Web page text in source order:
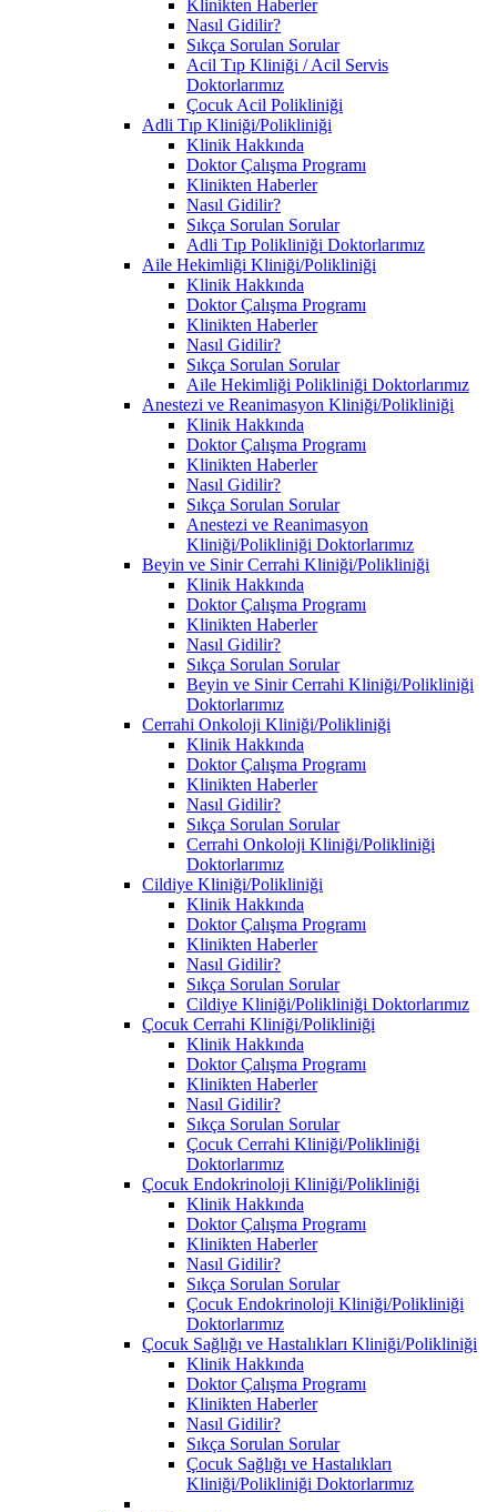
Klinikten Haberler
Nasıl Gidilir?
Sıkça Sorulan Sorular
Acil Tıp Kliniği / Acil Servis
Doktorlarımız
Çocuk Acil Polikliniği
Adli Tıp Kliniği/Polikliniği
Klinik Hakkında
Doktor Çalışma Programı
Klinikten Haberler
Nasıl Gidilir?
Sıkça Sorulan Sorular
Adli Tıp Polikliniği Doktorlarımız
Aile Hekimliği Kliniği/Polikliniği
Klinik Hakkında
Doktor Çalışma Programı
Klinikten Haberler
Nasıl Gidilir?
Sıkça Sorulan Sorular
Aile Hekimliği Polikliniği Doktorlarımız
Anestezi ve Reanimasyon Kliniği/Polikliniği
Klinik Hakkında
Doktor Çalışma Programı
Klinikten Haberler
Nasıl Gidilir?
Sıkça Sorulan Sorular
Anestezi ve Reanimasyon
Kliniği/Polikliniği Doktorlarımız
Beyin ve Sinir Cerrahi Kliniği/Polikliniği
Klinik Hakkında
Doktor Çalışma Programı
Klinikten Haberler
Nasıl Gidilir?
Sıkça Sorulan Sorular
Beyin ve Sinir Cerrahi Kliniği/Polikliniği
Doktorlarımız
Cerrahi Onkoloji Kliniği/Polikliniği
Klinik Hakkında
Doktor Çalışma Programı
Klinikten Haberler
Nasıl Gidilir?
Sıkça Sorulan Sorular
Cerrahi Onkoloji Kliniği/Polikliniği
Doktorlarımız
Cildiye Kliniği/Polikliniği
Klinik Hakkında
Doktor Çalışma Programı
Klinikten Haberler
Nasıl Gidilir?
Sıkça Sorulan Sorular
Cildiye Kliniği/Polikliniği Doktorlarımız
Çocuk Cerrahi Kliniği/Polikliniği
Klinik Hakkında
Doktor Çalışma Programı
Klinikten Haberler
Nasıl Gidilir?
Sıkça Sorulan Sorular
Çocuk Cerrahi Kliniği/Polikliniği
Doktorlarımız
Çocuk Endokrinoloji Kliniği/Polikliniği
Klinik Hakkında
Doktor Çalışma Programı
Klinikten Haberler
Nasıl Gidilir?
Sıkça Sorulan Sorular
Çocuk Endokrinoloji Kliniği/Polikliniği
Doktorlarımız
Çocuk Sağlığı ve Hastalıkları Kliniği/Polikliniği
Klinik Hakkında
Doktor Çalışma Programı
Klinikten Haberler
Nasıl Gidilir?
Sıkça Sorulan Sorular
Çocuk Sağlığı ve Hastalıkları
Kliniği/Polikliniği Doktorlarımız